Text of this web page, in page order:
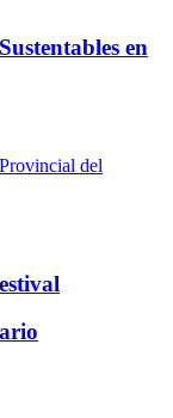
en